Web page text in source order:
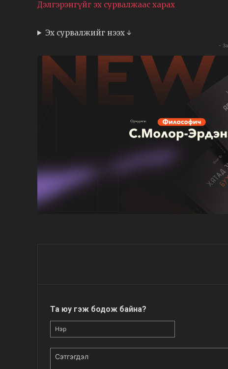
Дэлгэрэнгүйг эх сурвалжаас харах
Эх сурвалжийг нээх ↓
-
Та юу гэж бодож байна?